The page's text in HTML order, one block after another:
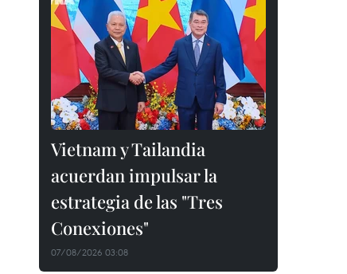
Vietnam y Tailandia
acuerdan impulsar la
estrategia de las "Tres
Conexiones"
07/08/2026 03:08